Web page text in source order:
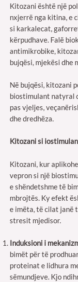
Kitozani është një
nxjerrë nga kitina, e
si karkalecat,
kërpudhave. Falë
antimikrobike,
bujqësi, mjekësi dhe
Në bujqësi, kitozani
biostimulant natyral
pas vjeljes,
dhe dredhëza.
Kitozani si
Kitozani, kur
vepron si një
e shëndetshme të
mbrojtës. Ky efekt
e imëta, të cilat janë
stresit mjedisor.
Induksioni i
bimët për të
proteinat e lidhura
sëmundjeve. Kjo